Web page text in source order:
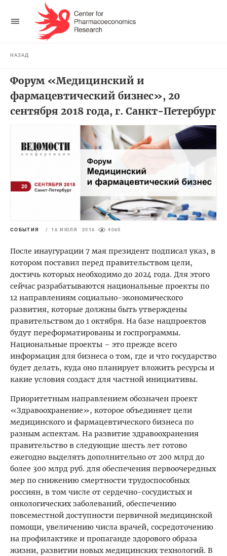
НАЗАД
Форум «Медицинский и
фармацевтический бизнес», 20
сентября 2018 года, г. Санкт-Петербург
СОБЫТИЯ / 18 ИЮЛЯ 2018 4085
После инаугурации 7 мая президент подписал указ, в
котором поставил перед правительством цели,
достичь которых необходимо до 2024 года. Для этого
сейчас разрабатываются национальные проекты по
12 направлениям социально-экономического
развития, которые должны быть утверждены
правительством до 1 октября. На базе нацпроектов
будут переформатированы и госпрограммы.
Национальные проекты – это прежде всего
информация для бизнеса о том, где и что государство
будет делать, куда оно планирует вложить ресурсы и
какие условия создаст для частной инициативы.
Приоритетным направлением обозначен проект
«Здравоохранение», которое объединяет цели
медицинского и фармацевтического бизнеса по
разным аспектам. На развитие здравоохранения
правительство в следующие шесть лет готово
ежегодно выделять дополнительно от 200 млрд до
более 300 млрд руб. для обеспечения первоочередных
мер по снижению смертности трудоспособных
россиян, в том числе от сердечно-сосудистых и
онкологических заболеваний, обеспечению
повсеместной доступности первичной медицинской
помощи, увеличению числа врачей, сосредоточению
на профилактике и пропаганде здорового образа
жизни, развитии новых медицинских технологий. В